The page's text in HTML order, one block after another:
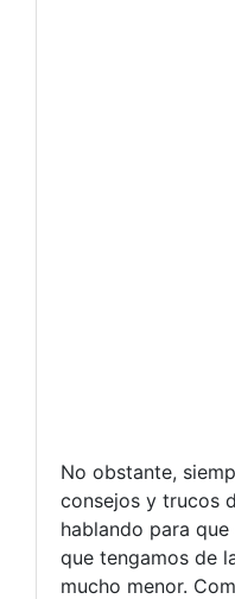
No obstante,
consejos y trucos
hablando para
que tengamos de
mucho menor.